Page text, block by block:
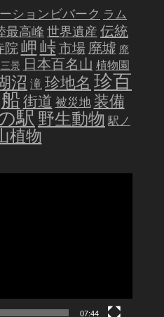
ションビバーク ラム
最高峰 世界遺産 伝統
院岬峠市場 廃墟 廃
景 日本百名山 植物園
沼 滝珍地名 珍百
船街道 被災地 装備
駅野生動物 駅ノ
植物
07:44